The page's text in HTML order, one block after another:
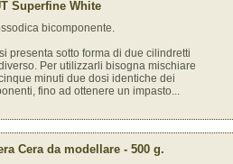
Superfine White
bicomponente.
si presenta sotto forma di due cilindretti
Per utilizzarli bisogna mischiare
minuti due dosi identiche dei
fino ad ottenere un impasto...
Cera da modellare - 500 g.